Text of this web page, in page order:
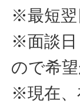
※最短翌
※面談日
ので希
※現在、